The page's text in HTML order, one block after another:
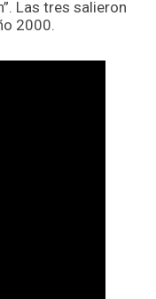
Las tres salieron
2000.